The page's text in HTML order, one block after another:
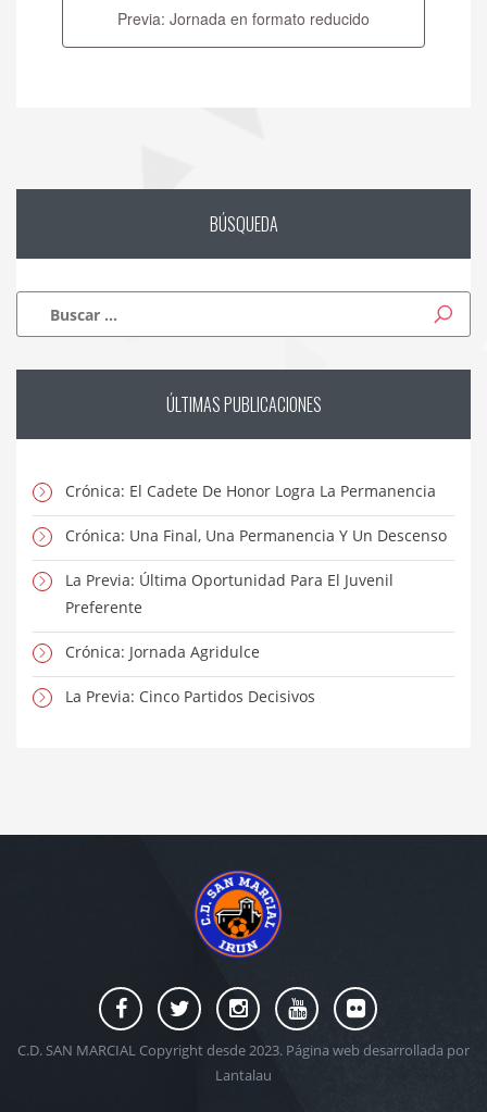
Previa: Jornada en formato reducido
BÚSQUEDA
ÚLTIMASPUBLICACIONES
Crónica: El Cadete De Honor Logra La Permanencia
Crónica: Una Final, Una Permanencia Y Un Descenso
La Previa: Última Oportunidad Para El Juvenil
Preferente
Crónica: Jornada Agridulce
La Previa: Cinco Partidos Decisivos
C.D. SAN MARCIAL Copyright desde 2023. Página web desarrollada por
Lantalau